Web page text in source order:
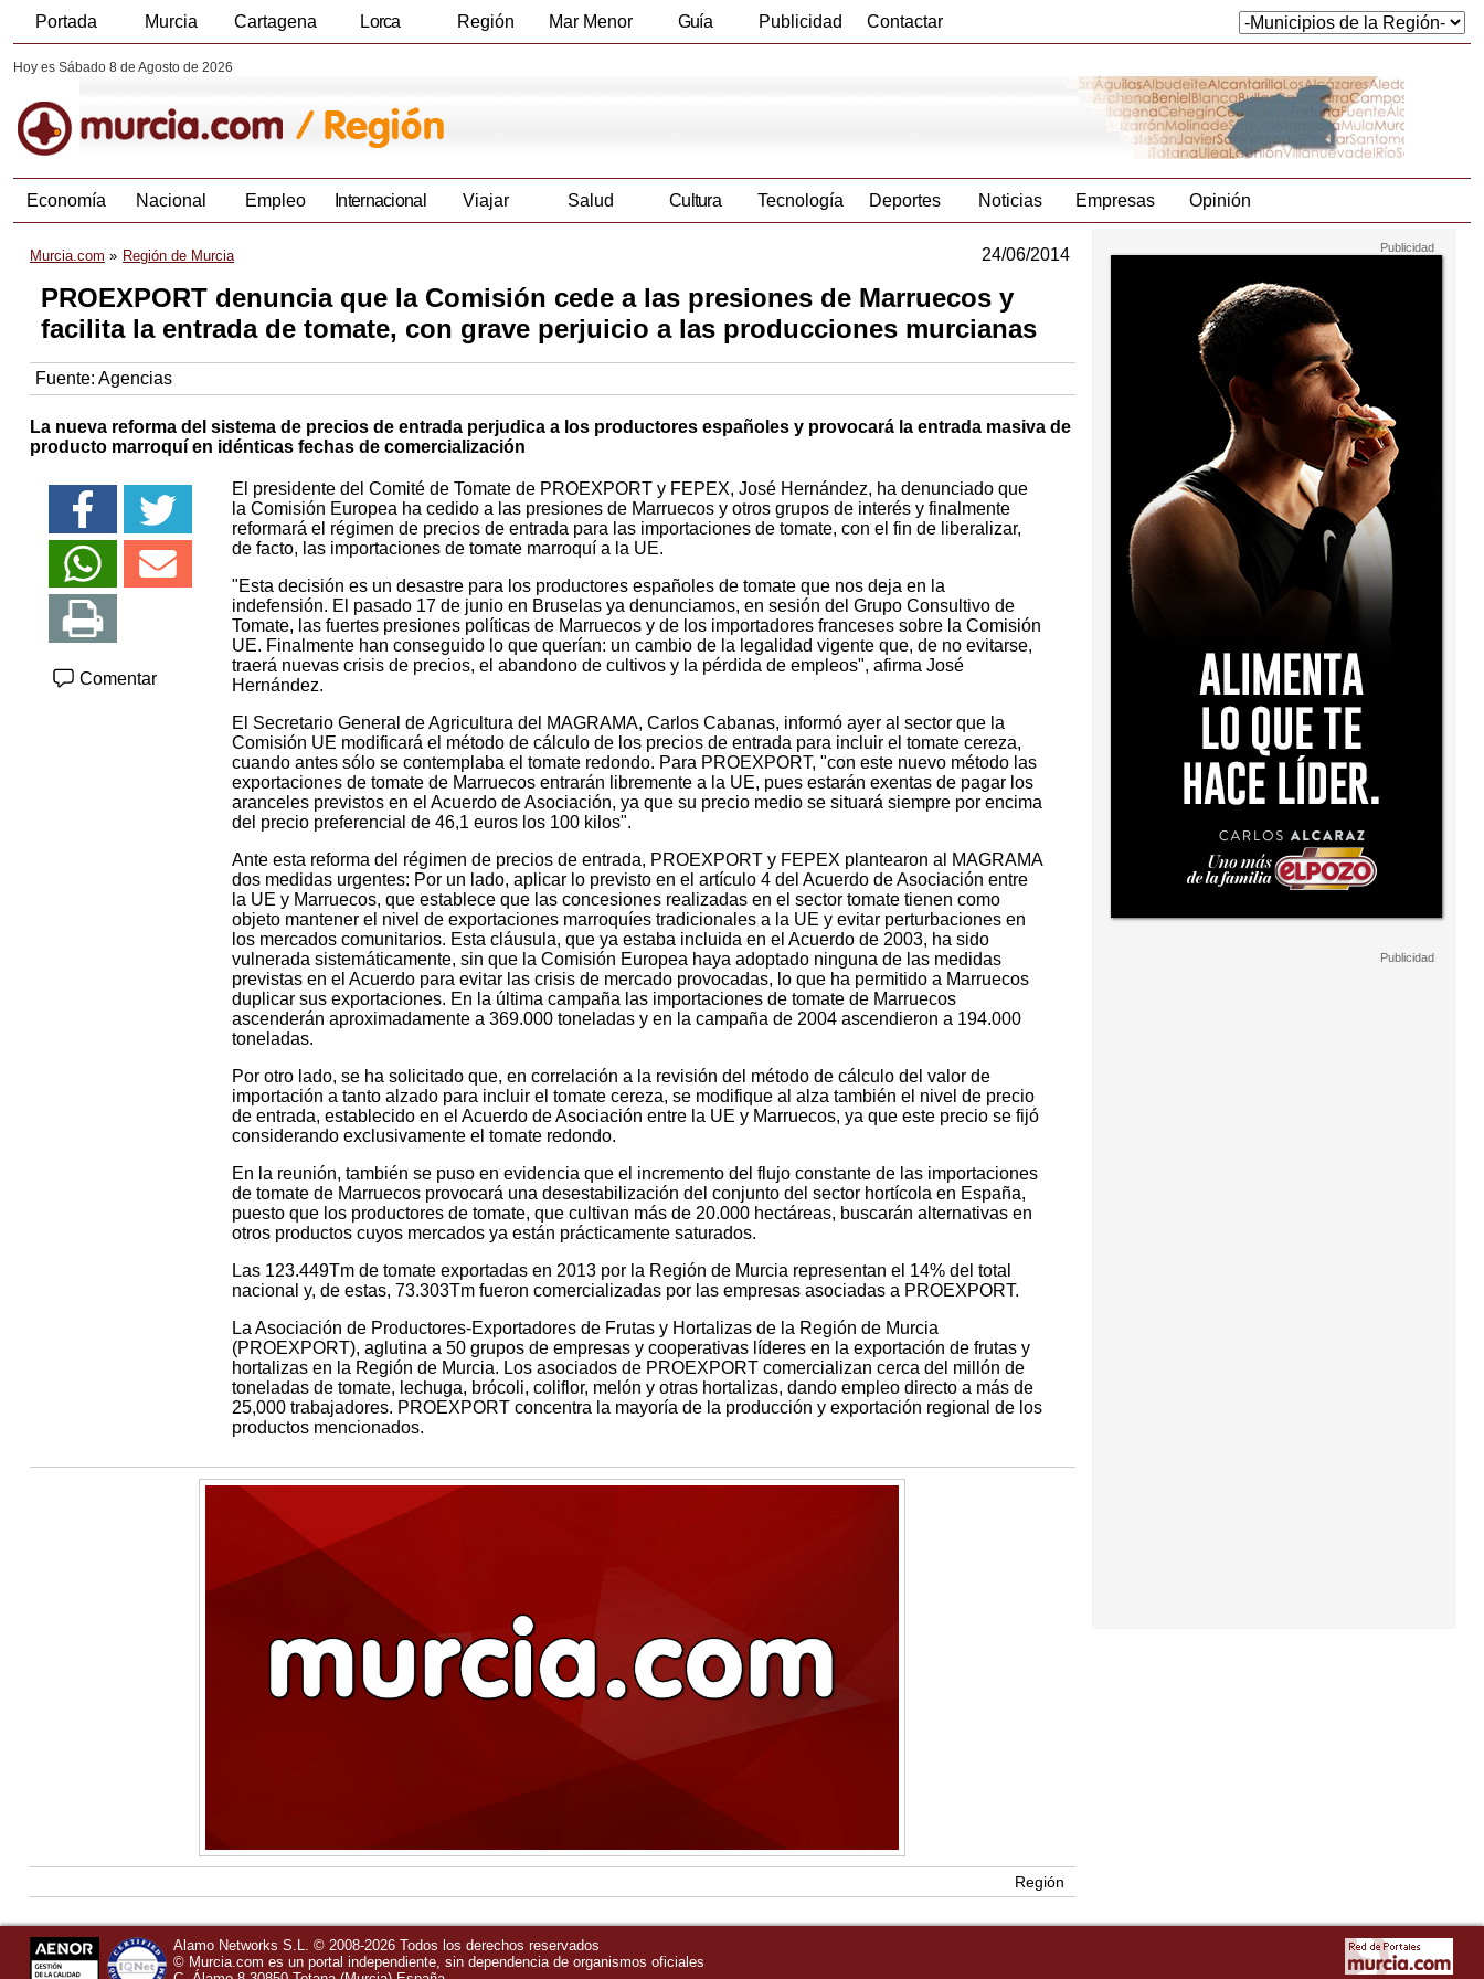
Portada Murcia Cartagena Lorca Región Mar Menor Guía Publicidad Contactar
Hoy es Sábado 8 de Agosto de 2026
Economía Nacional Empleo Internacional Viajar Salud Cultura Tecnología Deportes Noticias Empresas Opinión
Murcia.com Región de Murcia 24/06/2014
PROEXPORT denuncia que la Comisión cede a las presiones de Marruecos y
facilita la entrada de tomate, con grave perjuicio a las producciones murcianas
Fuente: Agencias
La nueva reforma del sistema de precios de entrada perjudica a los productores españoles y provocará la entrada masiva de
producto marroquí en idénticas fechas de comercialización
Comentar
El presidente del Comité de Tomate de PROEXPORT y FEPEX, José Hernández, ha denunciado que
la Comisión Europea ha cedido a las presiones de Marruecos y otros grupos de interés y finalmente
reformará el régimen de precios de entrada para las importaciones de tomate, con el fin de liberalizar,
de facto, las importaciones de tomate marroquí a la UE.
"Esta decisión es un desastre para los productores españoles de tomate que nos deja en la
indefensión. El pasado 17 de junio en Bruselas ya denunciamos, en sesión del Grupo Consultivo de
Tomate, las fuertes presiones políticas de Marruecos y de los importadores franceses sobre la Comisión
UE. Finalmente han conseguido lo que querían: un cambio de la legalidad vigente que, de no evitarse,
traerá nuevas crisis de precios, el abandono de cultivos y la pérdida de empleos", afirma José
Hernández.
El Secretario General de Agricultura del MAGRAMA, Carlos Cabanas, informó ayer al sector que la
Comisión UE modificará el método de cálculo de los precios de entrada para incluir el tomate cereza,
cuando antes sólo se contemplaba el tomate redondo. Para PROEXPORT, "con este nuevo método las
exportaciones de tomate de Marruecos entrarán libremente a la UE, pues estarán exentas de pagar los
aranceles previstos en el Acuerdo de Asociación, ya que su precio medio se situará siempre por encima
del precio preferencial de 46,1 euros los 100 kilos".
Ante esta reforma del régimen de precios de entrada, PROEXPORT y FEPEX plantearon al MAGRAMA
dos medidas urgentes: Por un lado, aplicar lo previsto en el artículo 4 del Acuerdo de Asociación entre
la UE y Marruecos, que establece que las concesiones realizadas en el sector tomate tienen como
objeto mantener el nivel de exportaciones marroquíes tradicionales a la UE y evitar perturbaciones en
los mercados comunitarios. Esta cláusula, que ya estaba incluida en el Acuerdo de 2003, ha sido
vulnerada sistemáticamente, sin que la Comisión Europea haya adoptado ninguna de las medidas
previstas en el Acuerdo para evitar las crisis de mercado provocadas, lo que ha permitido a Marruecos
duplicar sus exportaciones. En la última campaña las importaciones de tomate de Marruecos
ascenderán aproximadamente a 369.000 toneladas y en la campaña de 2004 ascendieron a 194.000
toneladas.
Por otro lado, se ha solicitado que, en correlación a la revisión del método de cálculo del valor de
importación a tanto alzado para incluir el tomate cereza, se modifique al alza también el nivel de precio
de entrada, establecido en el Acuerdo de Asociación entre la UE y Marruecos, ya que este precio se fijó
considerando exclusivamente el tomate redondo.
En la reunión, también se puso en evidencia que el incremento del flujo constante de las importaciones
de tomate de Marruecos provocará una desestabilización del conjunto del sector hortícola en España,
puesto que los productores de tomate, que cultivan más de 20.000 hectáreas, buscarán alternativas en
otros productos cuyos mercados ya están prácticamente saturados.
Las 123.449Tm de tomate exportadas en 2013 por la Región de Murcia representan el 14% del total
nacional y, de estas, 73.303Tm fueron comercializadas por las empresas asociadas a PROEXPORT.
La Asociación de Productores-Exportadores de Frutas y Hortalizas de la Región de Murcia
(PROEXPORT), aglutina a 50 grupos de empresas y cooperativas líderes en la exportación de frutas y
hortalizas en la Región de Murcia. Los asociados de PROEXPORT comercializan cerca del millón de
toneladas de tomate, lechuga, brócoli, coliflor, melón y otras hortalizas, dando empleo directo a más de
25,000 trabajadores. PROEXPORT concentra la mayoría de la producción y exportación regional de los
productos mencionados.
Región
Alamo Networks S.L. © 2008-2026 Todos los derechos reservados
© Murcia.com es un portal independiente, sin dependencia de organismos oficiales